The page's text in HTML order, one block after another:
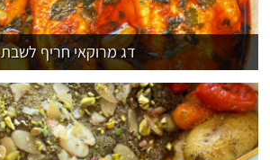
דג מרוקאי חריף לשבת